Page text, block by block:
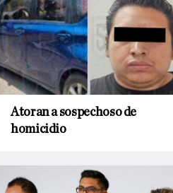
Atoran a sospechoso de
homicidio